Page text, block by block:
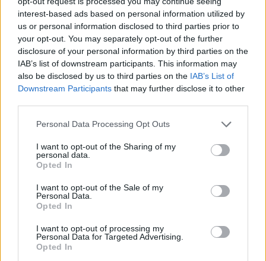
interest-based ads based on personal information utilized by
us or personal information disclosed to third parties prior to
your opt-out. You may separately opt-out of the further
disclosure of your personal information by third parties on the
IAB’s list of downstream participants. This information may
also be disclosed by us to third parties on the IAB’s List of
Downstream Participants that may further disclose it to other
Personal Data Processing Opt Outs
I want to opt-out of the Sharing of my
personal data.
Opted In
I want to opt-out of the Sale of my
Personal Data.
Opted In
I want to opt-out of processing my
Personal Data for Targeted Advertising.
Opted In
Kövesd az e-cars.hu-t a Facebookon is, további
tartalmakért!
CÍMKÉK Elektromos autó